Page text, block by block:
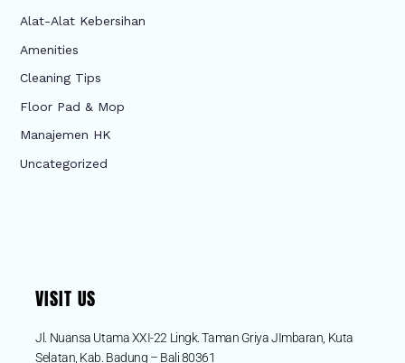
Alat-Alat Kebersihan
Amenities
Cleaning Tips
Floor Pad & Mop
Manajemen HK
Uncategorized
VISIT US
Jl. Nuansa Utama XXI-22 Lingk. Taman Griya JImbaran, Kuta
Selatan, Kab. Badung – Bali 80361